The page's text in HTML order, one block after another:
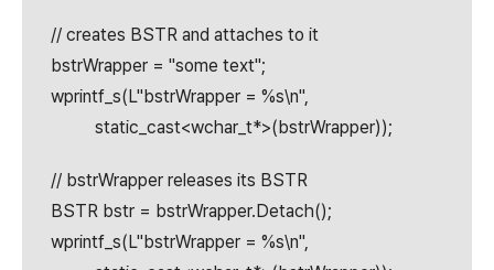
// creates BSTR and attaches to it
bstrWrapper = "some text";
wprintf_s(L"bstrWrapper = %s\n",
static_cast<wchar_t*>(bstrWrapper));
// bstrWrapper releases its BSTR
BSTR bstr = bstrWrapper.Detach();
wprintf_s(L"bstrWrapper = %s\n",